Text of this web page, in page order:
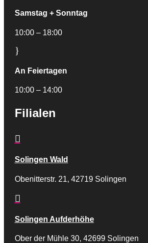
Samstag + Sonntag
10:00 – 18:00
}
An Feiertagen
10:00 – 14:00
Filialen

Solingen Wald
Obenitterstr. 21, 42719 Solingen

Solingen Aufderhöhe
Ober der Mühle 30, 42699 Solingen